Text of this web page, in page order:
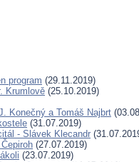
program (29.11.2019)
Krumlově (25.10.2019)
Konečný a Tomáš Najbrt
(31.07.2019)
- Slávek Klecandr
(27.07.2019)
(23.07.2019)